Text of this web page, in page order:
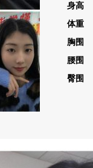
身高
体重
胸围
腰围
臀围